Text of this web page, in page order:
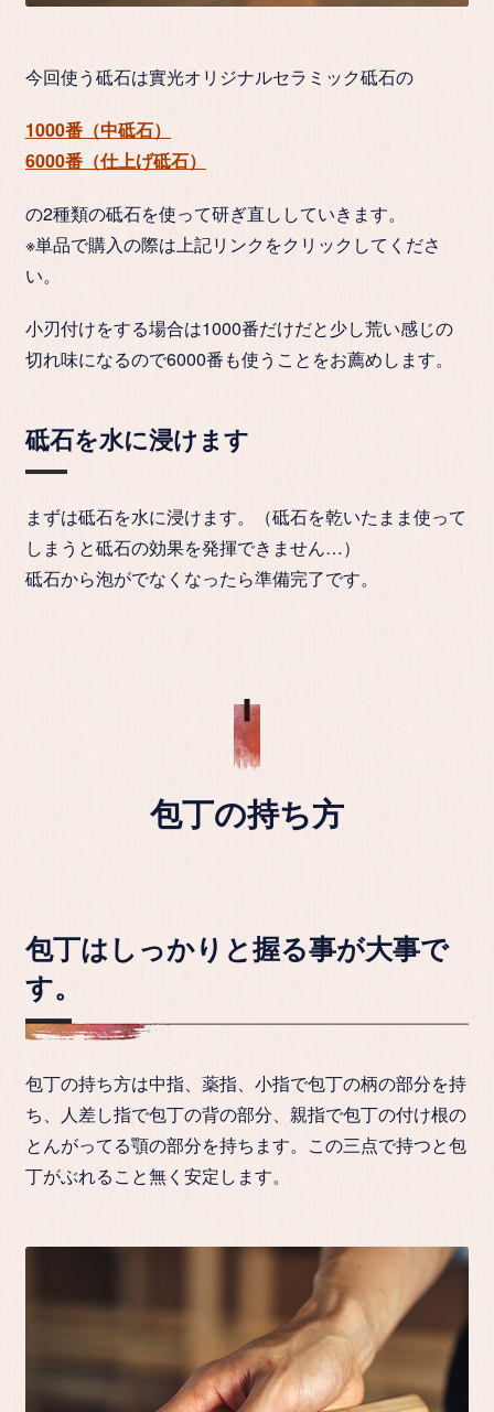
今回使う砥石は實光オリジナルセラミック砥石の
1000番（中砥石）
6000番（仕上げ砥石）
の2種類の砥石を使って研ぎ直ししていきます。
※単品で購入の際は上記リンクをクリックしてくださ
い。
小刃付けをする場合は1000番だけだと少し荒い感じの
切れ味になるので6000番も使うことをお薦めします。
砥石を水に浸けます
まずは砥石を水に浸けます。（砥石を乾いたまま使って
しまうと砥石の効果を発揮できません…）
砥石から泡がでなくなったら準備完了です。
包丁の持ち方
包丁はしっかりと握る事が大事で
す。
包丁の持ち方は中指、薬指、小指で包丁の柄の部分を持
ち、人差し指で包丁の背の部分、親指で包丁の付け根の
とんがってる顎の部分を持ちます。この三点で持つと包
丁がぶれること無く安定します。